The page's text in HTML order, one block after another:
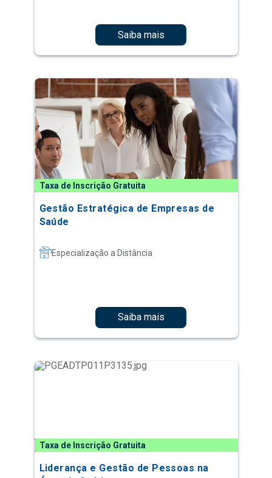
Saiba mais
Taxa de Inscrição Gratuita
Gestão Estratégica de Empresas de
Saúde
Especialização a Distância
Saiba mais
Taxa de Inscrição Gratuita
Liderança e Gestão de Pessoas na